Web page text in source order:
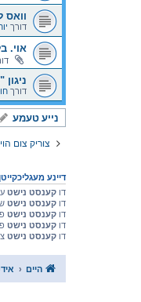
וואס
דורך
אוי.
דורך
נייע טעמע
צוריק צום
דיינע
דו קענסט נישט
דו קענסט נישט
דו קענסט נישט
דו קענסט נישט
דו קענסט נישט
היים